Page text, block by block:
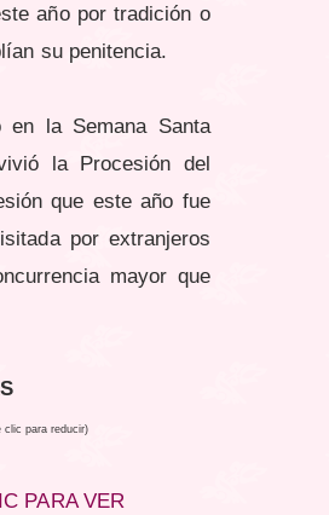
año por tradición o
su penitencia.
en la Semana Santa
la Procesión del
que este año fue
por extranjeros
mayor que
clic para reducir)
PARA VER